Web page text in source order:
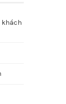
khách